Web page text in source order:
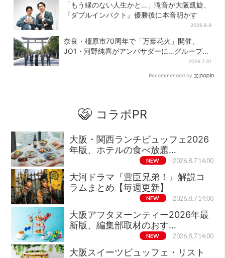
「もう縁のない人生かと…」滝音が大阪凱旋、
『ダブルインパクト』優勝後に本音明かす
2026.8.9
奈良・橿原市70周年で「万葉花火」開催、
JO1・河野純喜がアンバサダーに…グループ楽
2026.7.31
Recommended by
コラボPR
大阪・関西ランチビュッフェ2026
年版、ホテルの食べ放題…
NEW 2026.8.7 14:00
大河ドラマ『豊臣兄弟！』解説コ
ラムまとめ【毎週更新】
NEW 2026.8.7 14:00
大阪アフタヌーンティー2026年最
新版、編集部取材のおす…
NEW 2026.8.7 14:00
大阪スイーツビュッフェ・リスト